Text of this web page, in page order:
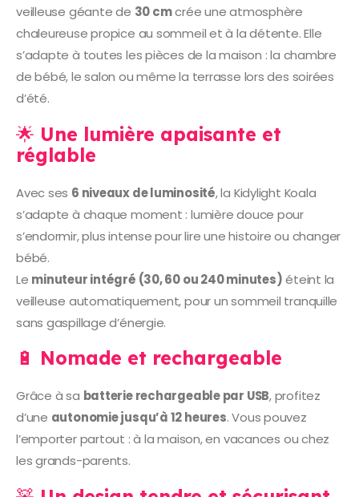
veilleuse géante de 30 cmcrée une atmosphère
chaleureuse propice au sommeil et à la détente. Elle
s’adapte à toutes les pièces de la maison : la chambre
de bébé, le salon ou même la terrasse lors des soirées
d’été.
🌟 Une lumière apaisante et
réglable
Avec ses 6 niveaux de luminosité, la Kidylight Koala
s’adapte à chaque moment : lumière douce pour
s’endormir, plus intense pour lire une histoire ou changer
bébé.
Le minuteur intégré (30, 60 ou 240 minutes)éteint la
veilleuse automatiquement, pour un sommeil tranquille
sans gaspillage d’énergie.
🔋 Nomade et rechargeable
Grâce à sa batterie rechargeable par USB, profitez
d’une autonomie jusqu’à 12 heures. Vous pouvez
l’emporter partout : à la maison, en vacances ou chez
les grands-parents.